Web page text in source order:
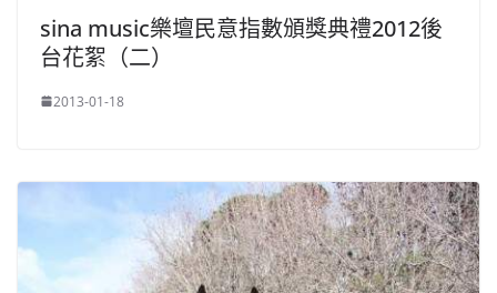
sina music樂壇民意指數頒獎典禮2012後
台花絮（二）
2013-01-18